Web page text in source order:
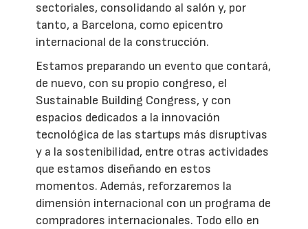
sectoriales, consolidando al salón y, por
tanto, a Barcelona, como epicentro
internacional de la construcción.
Estamos preparando un evento que contará,
de nuevo, con su propio congreso, el
Sustainable Building Congress, y con
espacios dedicados a la innovación
tecnológica de las startups más disruptivas
y a la sostenibilidad, entre otras actividades
que estamos diseñando en estos
momentos. Además, reforzaremos la
dimensión internacional con un programa de
compradores internacionales. Todo ello en